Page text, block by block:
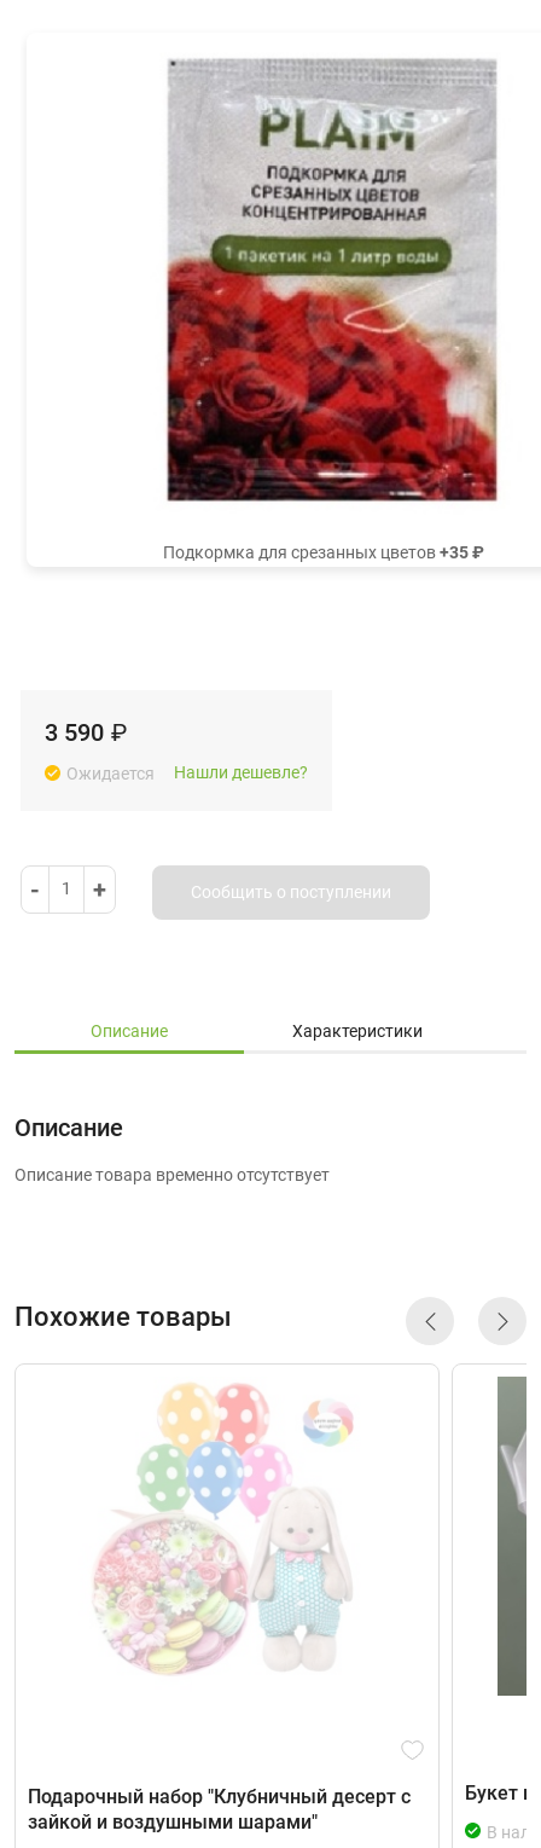
Подкормка для срезанных цветов+35 ₽
3 590 ₽
Ожидается Нашли дешевле?
- 1 + Сообщить о поступлении
Описание Характеристики
Описание
Описание товара временно отсутствует
Похожие товары
Подарочный набор "Клубничный десерт с
зайкой и воздушными шарами"
Букет
В